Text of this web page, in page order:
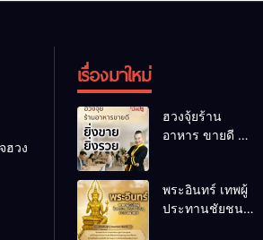
ฮวง
เรื่องมาใหม่
ฮวงจุ้ยร้าน
อาหาร ขายดี ยิ่ง
ปรับร้านให้ลูกค้า
แน่นตลอดปี
พระอินทร์ เทพผู้
ประทานชัยชนะ